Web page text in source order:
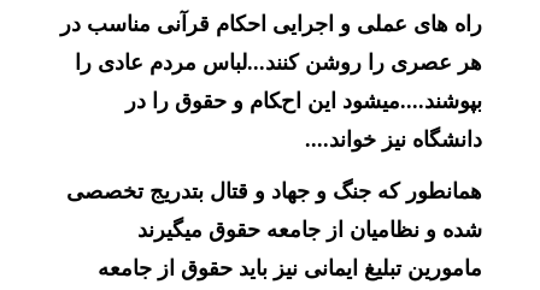
راه های عملی و اجرایی احکام قرآنی مناسب در
هر عصری را روشن کنند...لباس مردم عادی را
بپوشند....میشود این احکام و حقوق را در
دانشگاه نیز خواند....
همانطور که جنگ و جهاد و قتال بتدریج تخصصی
شده و نظامیان از جامعه حقوق میگیرند
مامورین تبلیغ ایمانی نیز باید حقوق از جامعه